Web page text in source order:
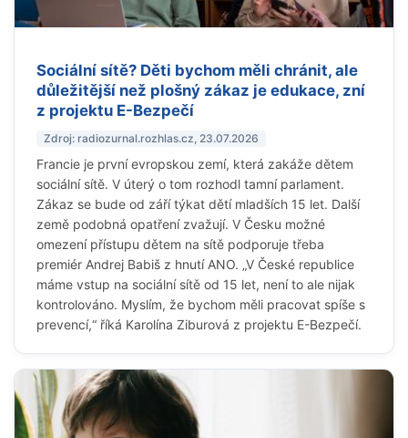
Sociální sítě? Děti bychom měli chránit, ale
důležitější než plošný zákaz je edukace, zní
z projektu E-Bezpečí
Zdroj: radiozurnal.rozhlas.cz, 23.07.2026
Francie je první evropskou zemí, která zakáže dětem
sociální sítě. V úterý o tom rozhodl tamní parlament.
Zákaz se bude od září týkat dětí mladších 15 let. Další
země podobná opatření zvažují. V Česku možné
omezení přístupu dětem na sítě podporuje třeba
premiér Andrej Babiš z hnutí ANO. „V České republice
máme vstup na sociální sítě od 15 let, není to ale nijak
kontrolováno. Myslím, že bychom měli pracovat spíše s
prevencí,“ říká Karolína Ziburová z projektu E-Bezpečí.